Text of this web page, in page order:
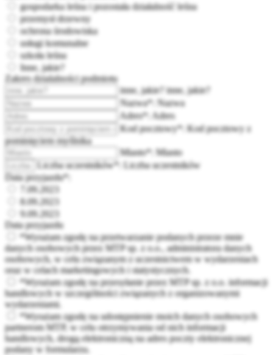
gospodarka leśna i pozostała działalność leśna
przemysł drzewny
ochrona środowiska
usługi komunalne
szkoła leśna
Inne, jakie?
Zakres dzialalności podmiotu
inne, jakie? inne, jakie?
Nazwa*:
Nazwa
Adres*: Adres
Kod pocztowy*: Kod pocztowy z
pominięciem myślnika
Miasto*: Miasto
Liczba uczestników*:
Liczba uczestników
Data przyjazdu*:
7.09.2023
8.09.2023
9.09.2023
Data przyjazdu
*Wyrażam zgodę na przetwarzanie podanych przeze mnie
danych osobowych przez MTP sp. z o.o., administratora danych
osobowych, w celu związanym z uczestnictwem w wydarzeniach
oraz w celach marketingowych i statystycznych.
*Wyrażam zgodę na przesyłanie przez MTP sp. z o.o. informacji
handlowych w szczególności związanych z organizowanymi
wydarzeniami.
*Wyrażam zgodę na udostępnienie moich danych osobowych
partnerom MTP, w celu otrzymywania od nich informacji
handlowych, drogą elektroniczną na adres poczty elektronicznej
podany w formularzu.